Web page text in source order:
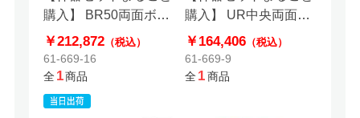
購入】 BR50両面ボー
ドタイプ2連結+エンド
ネットセット ブラック
￥212,872（税込）
61-669-16
全 1商品
購入】 UR中央両面ラ
スティック柄パネルタ
イプ 幅120×高さ
135cm アンティークゴ
￥164,406（税込）
61-669-9
全1商品